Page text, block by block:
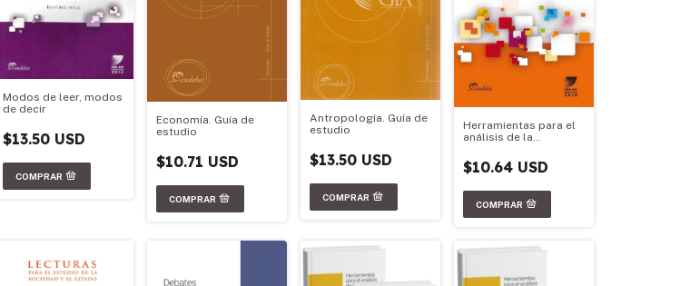
Modos de leer, modos
de decir
$13.50 USD
Economía. Guía de
estudio
$10.71 USD
Antropología. Guía de
estudio
$13.50 USD
Herramientas para el
análisis de la
Ed. 2016
$10.64 USD